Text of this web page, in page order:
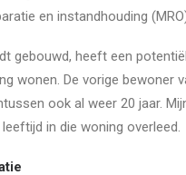
en instandhouding
gebouwd, heeft een
wonen. De vorige
ook al weer 20 jaar.
in die woning overleed.